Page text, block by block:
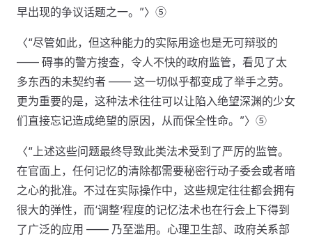
早出现的争议话题之一。”〉⑤
〈“尽管如此，但这种能力的实际用途也是无可辩驳的
—— 碍事的警方搜查，令人不快的政府监管，看见了太
多东西的未契约者 —— 这一切似乎都变成了举手之劳。
更为重要的是，这种法术往往可以让陷入绝望深渊的少女
们直接忘记造成绝望的原因，从而保全性命。”〉⑤
〈“上述这些问题最终导致此类法术受到了严厉的监管。
在官面上，任何记忆的清除都需要秘密行动子委会或者暗
之心的批准。不过在实际操作中，这些规定往往都会拥有
很大的弹性，而‘调整’程度的记忆法术也在行会上下得到
了广泛的应用 —— 乃至滥用。心理卫生部、政府关系部